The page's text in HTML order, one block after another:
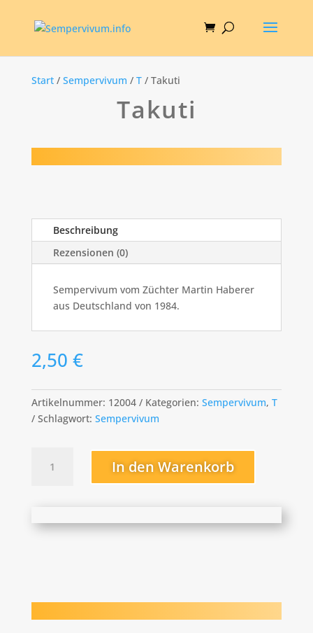
Start/ Sempervivum / T/ Takuti
Takuti
Beschreibung
Rezensionen (0)
Sempervivum vom Züchter Martin Haberer
aus Deutschland von 1984.
2,50 €
Artikelnummer: 12004 Kategorien: Sempervivum, T
Schlagwort: Sempervivum
Menge
In den Warenkorb